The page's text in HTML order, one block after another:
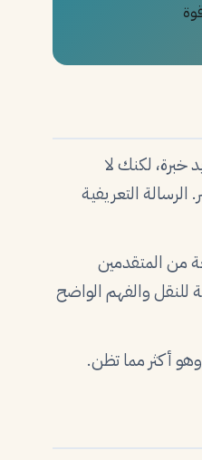
لكنك لا
التعريفية
من المتقدمين
للنقل والفهم الواضح
أكثر مما تظن.